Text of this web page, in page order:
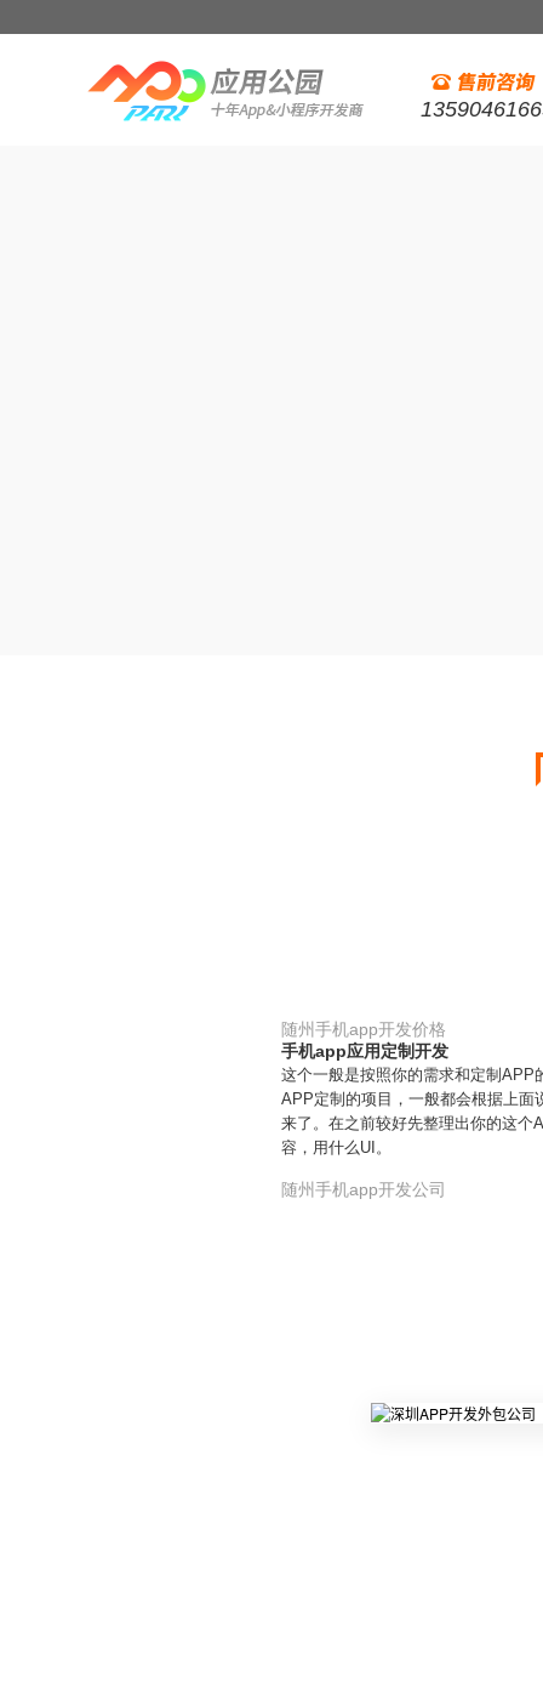
随州手机app开发价格
手机app应用定制开发
这个一般是按照你的需求和定制APP
APP定制的项目，一般都会根据上面
来了。在之前较好先整理出你的这个
容，用什么UI。
随州手机app开发公司